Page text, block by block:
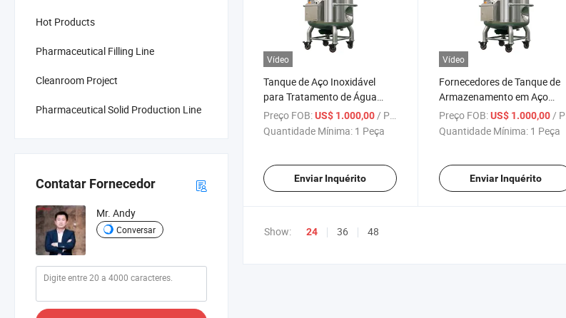
Hot Products
Pharmaceutical Filling Line
Cleanroom Project
Pharmaceutical Solid Production Line
Contatar Fornecedor
Mr. Andy
Conversar
Vídeo
Tanque de Aço Inoxidável
para Tratamento de Água
Marya para Indústrias
Farmacêuticas ou Químicas
Preço FOB:US$ 1.000,00 / Peça
Quantidade Mínima: 1 Peça
Enviar Inquérito
Vídeo
Fornecedores de Tanque de
Armazenamento em Aço
Inoxidável para Tratamento
de Água Marya Materiais
Opcionais ISO 304L/316L
Preço FOB: US$ 1.000,00 / Peça
Quantidade Mínima: 1 Peça
Enviar Inquérito
Show: 24 36 48